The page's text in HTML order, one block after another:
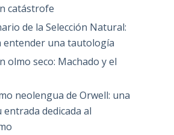
catástrofe
de la Selección Natural:
entender una tautología
olmo seco: Machado y el
neolengua de Orwell: una
dedicada al